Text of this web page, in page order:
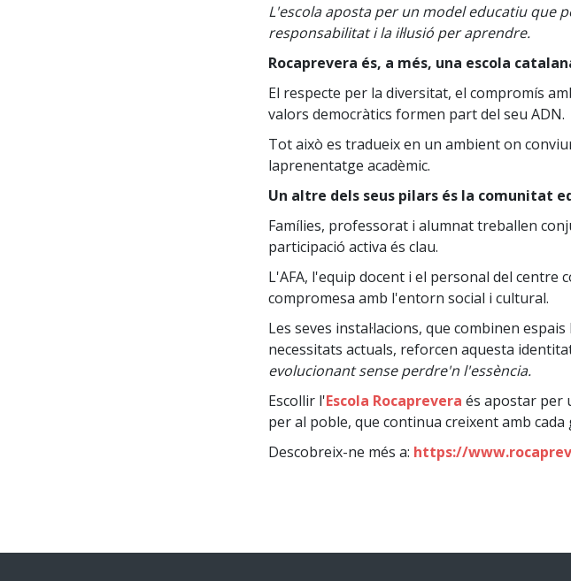
L'escola aposta per un model educatiu que
responsabilitat i la il·lusió per aprendre.
Rocaprevera és, a més, una escola
El respecte per la diversitat, el compromís
valors democràtics formen part del seu ADN.
Tot això es tradueix en un ambient on
laprenentatge acadèmic.
Un altre dels seus pilars és la comunitat
Famílies, professorat i alumnat treballen
participació activa és clau.
L'AFA, l'equip docent i el personal del
compromesa amb l'entorn social i cultural.
Les seves instal·lacions, que combinen
necessitats actuals, reforcen aquesta
evolucionant sense perdre'n l'essència.
Escollir l'Escola Rocaprevera és apostar per
per al poble, que continua creixent amb cada
Descobreix-ne més a: https://